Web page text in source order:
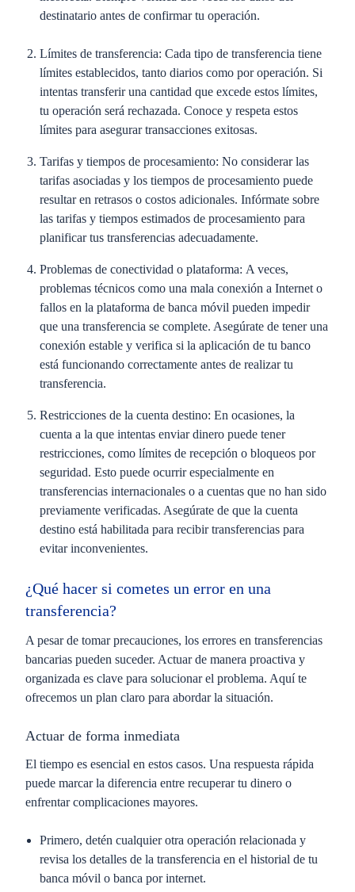
destinatario antes de confirmar tu operación.
Límites de transferencia: Cada tipo de transferencia tiene
límites establecidos, tanto diarios como por operación. Si
intentas transferir una cantidad que excede estos límites,
tu operación será rechazada. Conoce y respeta estos
límites para asegurar transacciones exitosas.
Tarifas y tiempos de procesamiento: No considerar las
tarifas asociadas y los tiempos de procesamiento puede
resultar en retrasos o costos adicionales. Infórmate sobre
las tarifas y tiempos estimados de procesamiento para
planificar tus transferencias adecuadamente.
Problemas de conectividad o plataforma: A veces,
problemas técnicos como una mala conexión a Internet o
fallos en la plataforma de banca móvil pueden impedir
que una transferencia se complete. Asegúrate de tener una
conexión estable y verifica si la aplicación de tu banco
está funcionando correctamente antes de realizar tu
transferencia.
Restricciones de la cuenta destino: En ocasiones, la
cuenta a la que intentas enviar dinero puede tener
restricciones, como límites de recepción o bloqueos por
seguridad. Esto puede ocurrir especialmente en
transferencias internacionales o a cuentas que no han sido
previamente verificadas. Asegúrate de que la cuenta
destino está habilitada para recibir transferencias para
evitar inconvenientes.
¿Qué hacer si cometes un error en una
transferencia?
A pesar de tomar precauciones, los errores en transferencias
bancarias pueden suceder. Actuar de manera proactiva y
organizada es clave para solucionar el problema. Aquí te
ofrecemos un plan claro para abordar la situación.
Actuar de forma inmediata
El tiempo es esencial en estos casos. Una respuesta rápida
puede marcar la diferencia entre recuperar tu dinero o
enfrentar complicaciones mayores.
Primero, detén cualquier otra operación relacionada y
revisa los detalles de la transferencia en el historial de tu
banca móvil o banca por internet.